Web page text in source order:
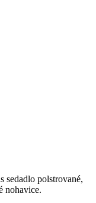
sedadlo polstrované,
nohavice.